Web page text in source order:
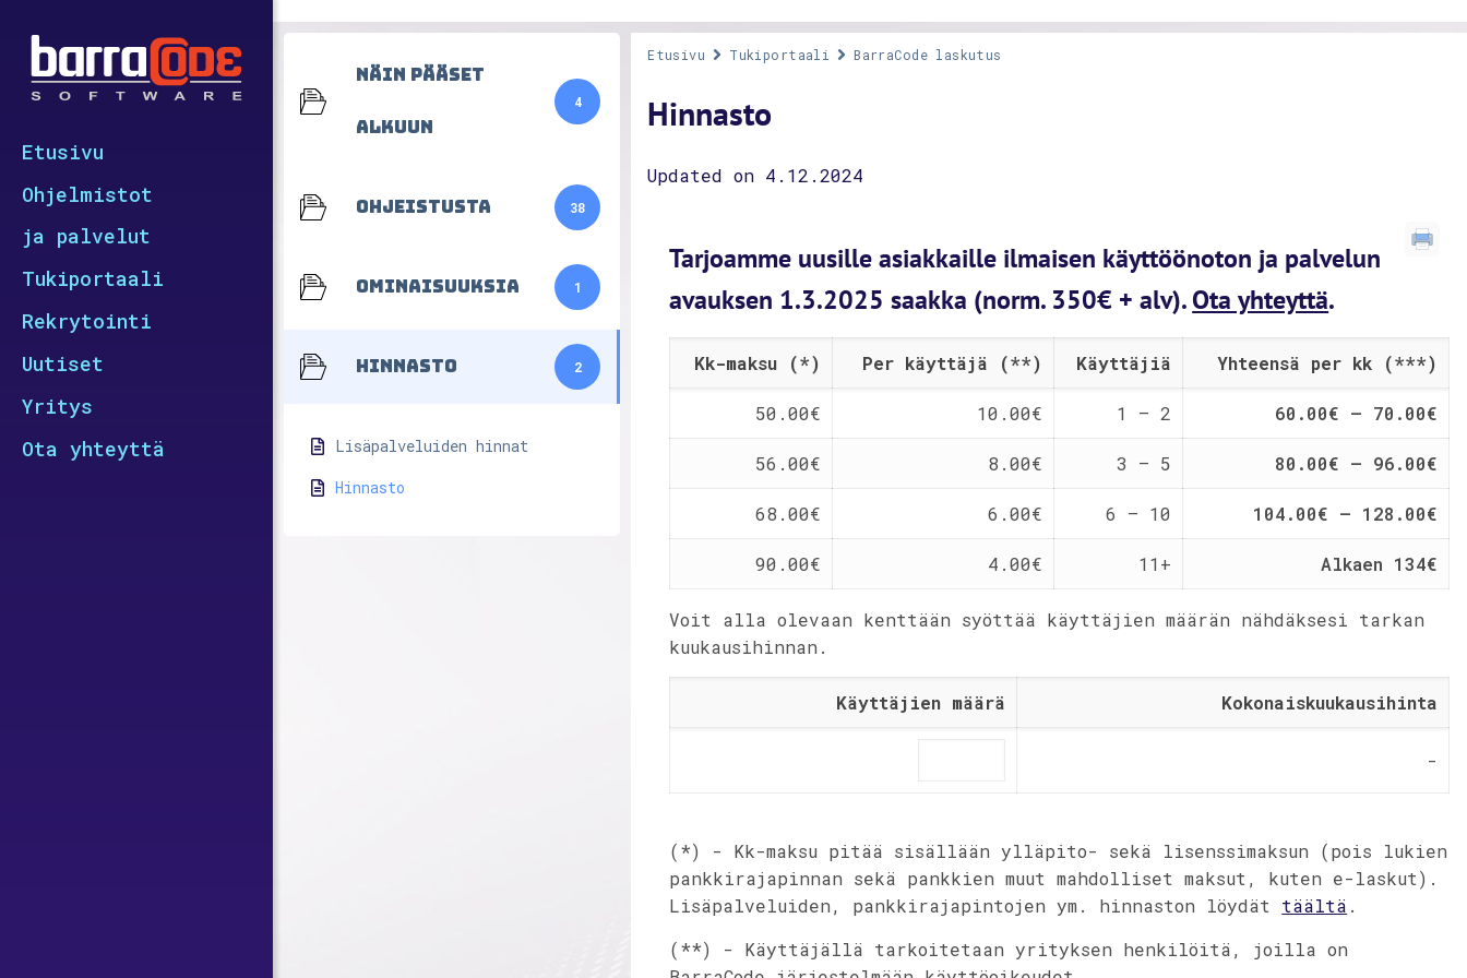
Etusivu
Ohjelmistot
ja palvelut
Tukiportaali
Rekrytointi
Uutiset
Yritys
Ota yhteyttä
Näin pääset
alkuun
4
Ohjeistusta 38
Ominaisuuksia 1
Hinnasto 2
Lisäpalveluiden hinnat
Hinnasto
Etusivu Tukiportaali BarraCode laskutus
Hinnasto
Updated on 4.12.2024
Tarjoamme uusille asiakkaille ilmaisen käyttöönoton ja palvelun
avauksen 1.3.2025 saakka (norm. 350€ + alv).Ota yhteyttä.
Kk-maksu (*) Per käyttäjä (**) Käyttäjiä Yhteensä per kk (***)
50.00€ 10.00€ 1 – 2 60.00€ – 70.00€
56.00€ 8.00€ 3 – 5 80.00€ – 96.00€
68.00€ 6.00€ 6 – 10 104.00€ – 128.00€
90.00€ 4.00€ 11+ Alkaen 134€
Voit alla olevaan kenttään syöttää käyttäjien määrän nähdäksesi tarkan
kuukausihinnan.
Käyttäjien määrä Kokonaiskuukausihinta
-
(*) - Kk-maksu pitää sisällään ylläpito- sekä lisenssimaksun (pois lukien
pankkirajapinnan sekä pankkien muut mahdolliset maksut, kuten e-laskut).
Lisäpalveluiden, pankkirajapintojen ym. hinnaston löydät täältä .
(**) - Käyttäjällä tarkoitetaan yrityksen henkilöitä, joilla on